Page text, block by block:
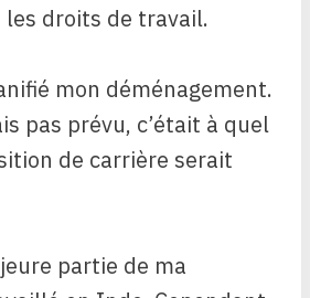
droits de travail.
mon déménagement.
pas prévu, c’était à quel
de carrière serait
partie de ma